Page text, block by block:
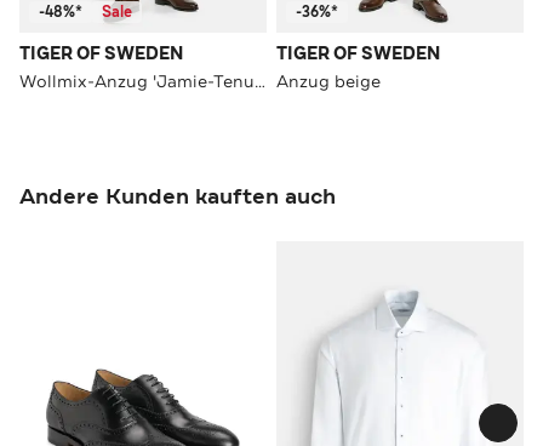
-48%* Sale
TIGER OF SWEDEN
Wollmix-Anzug 'Jamie-Tenuta' sand
-36%*
TIGER OF SWEDEN
Anzug beige
Andere Kunden kauften auch